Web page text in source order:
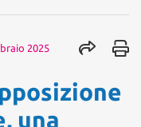
2025
una